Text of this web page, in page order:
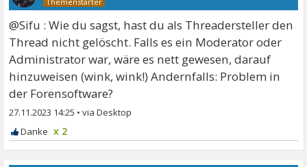
@Sifu : Wie du sagst, hast du als Threadersteller den
Thread nicht gelöscht. Falls es ein Moderator oder
Administrator war, wäre es nett gewesen, darauf
hinzuweisen (wink, wink!) Andernfalls: Problem in
der Forensoftware?
27.11.2023 14:25 •
x 2